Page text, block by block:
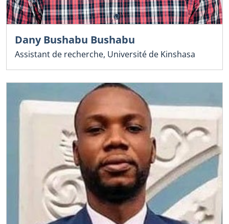
Dany Bushabu Bushabu
Assistant de recherche, Université de Kinshasa